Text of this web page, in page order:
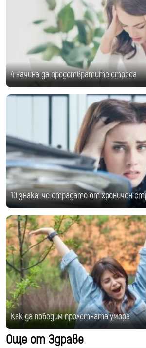
4 начина да предотвратите стреса
10 знака, че страдате от хроничен
Как да победим пролетната умора
Още от Здраве